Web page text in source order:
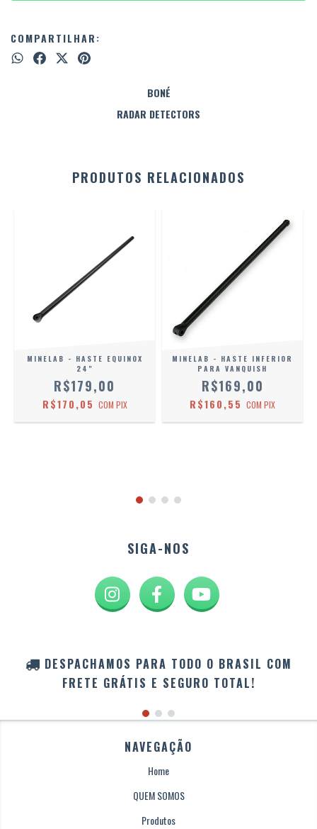
COMPARTILHAR:
BONÉ
RADAR DETECTORS
PRODUTOS RELACIONADOS
MINELAB - HASTE EQUINOX
24"
R$179,00
R$170,05 COM PIX
MINELAB - HASTE INFERIOR
PARA VANQUISH
R$169,00
R$160,55 COM PIX
SIGA-NOS
DESPACHAMOS PARA TODO O BRASIL COM
FRETE GRÁTIS E SEGURO TOTAL!
NAVEGAÇÃO
Home
QUEM SOMOS
Produtos